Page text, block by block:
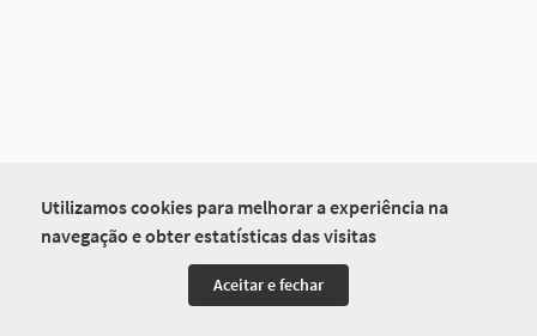
Utilizamos cookies para melhorar a experiência na
navegação e obter estatísticas das visitas
Aceitar e fechar